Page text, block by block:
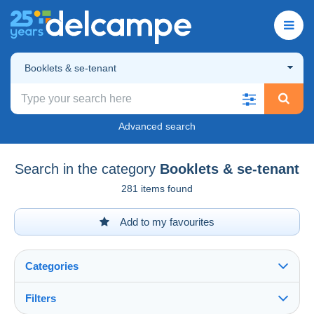
Booklets & se-tenant
Advanced search
Search in the category Booklets & se-tenant
281 items found
Add to my favourites
Categories
Filters